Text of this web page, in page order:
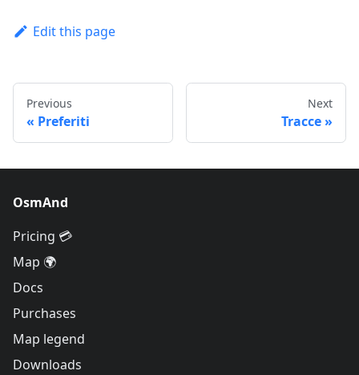
Edit this page
Previous
Preferiti
Next
Tracce
OsmAnd
Pricing 💳
Map 🌍
Docs
Purchases
Map legend
Downloads